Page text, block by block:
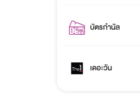
บัตรกำนัล
เดอะวัน